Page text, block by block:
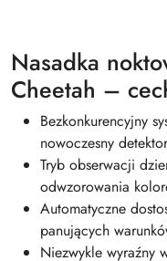
Nasadka
Cheetah –
Bezkonkurencyjny
nowoczesny
Tryb obserwacji
odwzorowania
Automatyczne
panujących
Niezwykle wyraźny